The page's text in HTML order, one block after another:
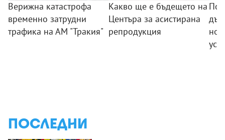
Верижна катастрофа
временно затрудни
трафика на АМ "Тракия"
Какво ще е бъдещето на
Центъра за асистирана
репродукция
ПОСЛЕДНИ